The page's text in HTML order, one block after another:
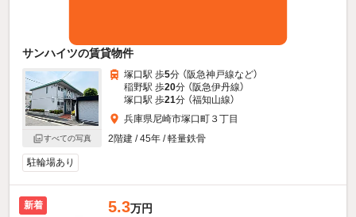
サンハイツの賃貸物件
すべての写真
塚口駅 歩5分 （阪急神戸線など）
稲野駅 歩20分 （阪急伊丹線）
塚口駅 歩21分 （福知山線）
兵庫県尼崎市塚口町３丁目
2階建 / 45年 / 軽量鉄骨
駐輪場あり
新着 5.3万円